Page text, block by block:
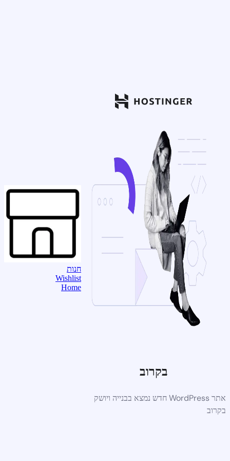
בקרוב
אתר WordPress חדש נמצא בבנייה ויושק
בקרוב
חנות
Wishlist
Home